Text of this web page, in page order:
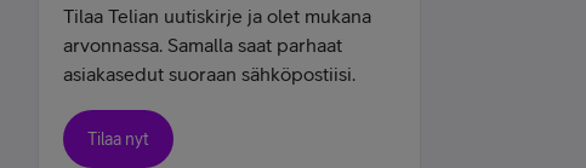
Tilaa Telian uutiskirje ja olet mukana
arvonnassa. Samalla saat parhaat
asiakasedut suoraan sähköpostiisi.
Tilaa nyt